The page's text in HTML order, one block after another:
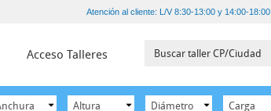
Atención al cliente: L/V 8:30-13:00 y 14:00-18:00
Acceso Talleres